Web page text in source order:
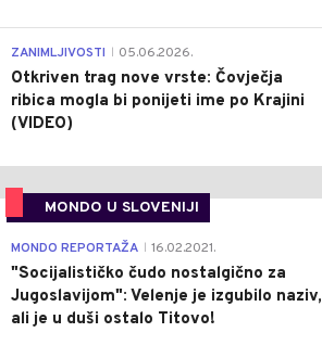
ZANIMLJIVOSTI 05.06.2026.
Otkriven trag nove vrste: Čovječja
ribica mogla bi ponijeti ime po Krajini
(VIDEO)
MONDO U SLOVENIJI
MONDO REPORTAŽA 16.02.2021.
"Socijalističko čudo nostalgično za
Jugoslavijom": Velenje je izgubilo naziv,
ali je u duši ostalo Titovo!